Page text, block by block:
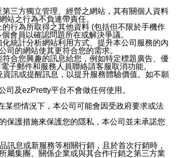
三方獨立管理、經營之網站，其有關個人資料
站之行為不負連帶責任。
行為所取得之其他資料 (包括但不限於手機作
會員以確認問題所在或解決爭議。
統計分析網站利用方式、提升本公司服務的內
的網站使其更符合您的需求。
合您興趣的訊息給您，例如特定標題廣告、優
子郵件和服務人員聯絡請客服取消功能。
訊或提醒訊息，以提升服務體驗價值。如不願
及ezPretty平台不會做任何使用。
某些情況下，本公司可能會因受政府要求或法
保護措施來保護您的隱私，本公司並未承諾您
息或新服務等相關行銷，且於首次行銷時，
屬集團、關係企業或與其合作行銷之第三方業